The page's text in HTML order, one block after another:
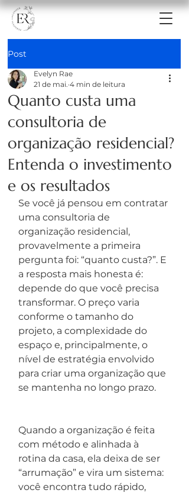
Post
Quanto custa uma
consultoria de
organização residencial?
Entenda o investimento
e os resultados
Evelyn Rae
21 de mai. 4 min de leitura
Se você já pensou em contratar
uma consultoria de
organização residencial,
provavelmente a primeira
pergunta foi: “quanto custa?”. E
a resposta mais honesta é:
depende do que você precisa
transformar. O preço varia
conforme o tamanho do
projeto, a complexidade do
espaço e, principalmente, o
nível de estratégia envolvido
para criar uma organização que
se mantenha no longo prazo.
Quando a organização é feita
com método e alinhada à
rotina da casa, ela deixa de ser
“arrumação” e vira um sistema:
você encontra tudo rápido,